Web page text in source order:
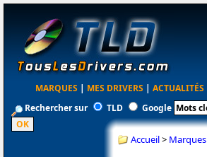
MARQUES | MES DRIVERS | ACTUALITÉS
Rechercher sur
TLD Google
Accueil> Marques